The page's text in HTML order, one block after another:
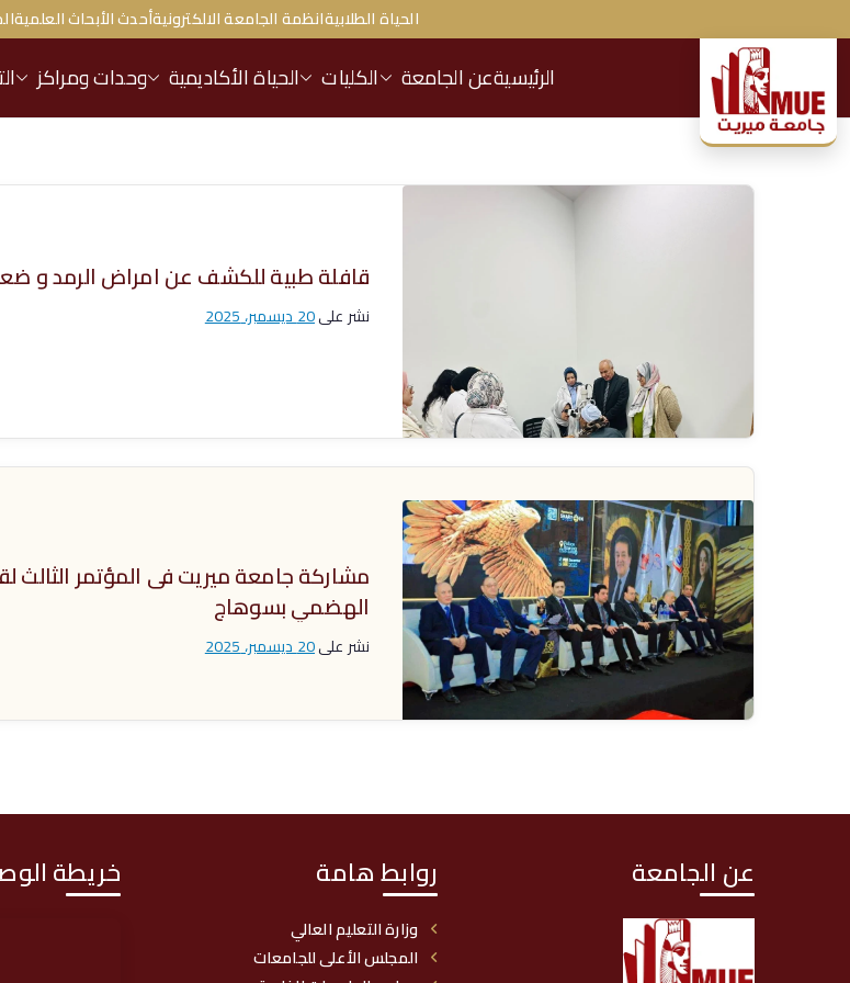
إلى
الحياة الطلابيةانظمة الجامعة الالكترونيةأحدث الأبحاث العلمية
ج
ا
م
ير
ي
ت
الرئيسيةعن الجامعة الكليات الحياة الأكاديمية وحدات ومراكز
قافلة طبية للكشف عن امراض الرمد و
نشر على20 ديسمبر، 2025
مشاركة جامعة ميريت فى المؤتمر الثالث
الهضمي بسوهاج
نشر على20 ديسمبر، 2025
عن الجامعة روابط هامة
وزارة التعليم العالي
المجلس الأعلى للجامعات
خريطة